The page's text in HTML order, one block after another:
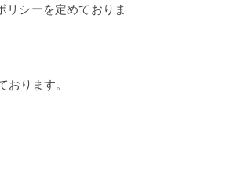
リシーを定めておりま
ります。